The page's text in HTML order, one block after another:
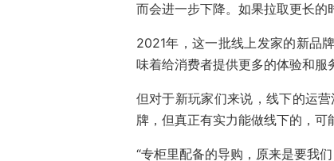
而会进一步下降。如果拉取更长的
2021年，这一批线上发家的新品
味着给消费者提供更多的体验和服
但对于新玩家们来说，线下的运
牌，但真正有实力能做线下的，可
“专柜里配备的导购，原来是要我